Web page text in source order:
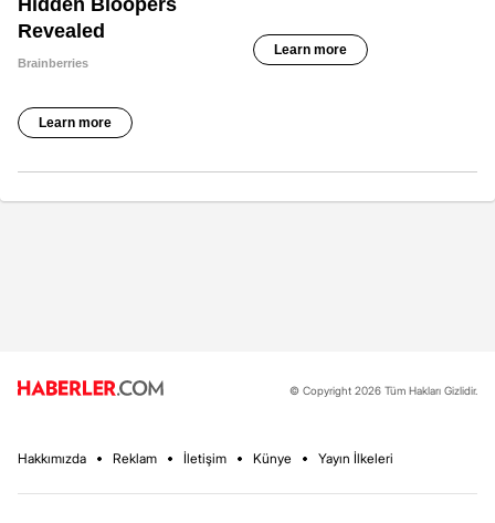
© Copyright 2026 Tüm Hakları Gizlidir.
Hakkımızda Reklam İletişim Künye Yayın İlkeleri